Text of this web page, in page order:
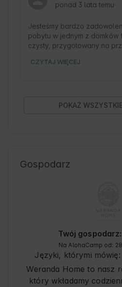
ponad 3 lata temu
Jesteśmy bardzo
pobytu w jednym z domków
czysty, przygotowany na
Obsługa bardzo
CZYTAJ WIĘCEJ
POKAŻ
Gospodarz
Twój
Na AlohaCamp od:
Języki, którymi mówię:
Weranda Home to nasz
który wkładamy